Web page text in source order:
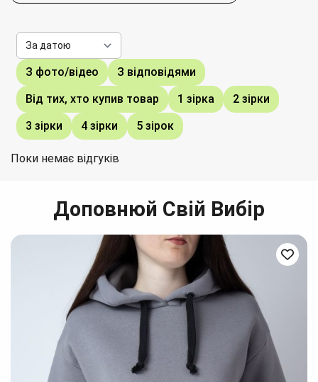
З фото/відео
З відповідями
Від тих, хто купив товар
1 зірка
2 зірки
3 зірки
4 зірки 5 зірок
Поки немає відгуків
Доповнюй Свій Вибір